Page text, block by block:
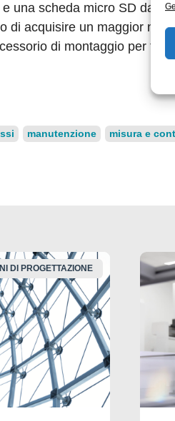
una scheda micro SD da 4
di acquisire un maggior
di montaggio per
manutenzione misura e
DI PROGETTAZIONE